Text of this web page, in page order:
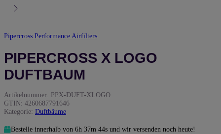
Pipercross Performance Airfilters
PIPERCROSS X LOGO
DUFTBAUM
Artikelnummer: PPX-DUFT-XLOGO
GTIN: 4260687791646
Kategorie: Duftbäume
Bestelle innerhalb von 6h 37m 43s und wir versenden noch heute!